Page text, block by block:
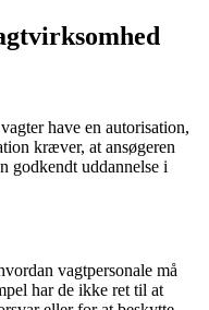
have en autorisation,
kræver, at ansøgeren
godkendt uddannelse i
vagtpersonale må
har de ikke ret til at